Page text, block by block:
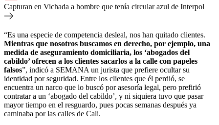
Capturan en Vichada a hombre que tenía circular azul de Interpol
“Es una especie de competencia desleal, nos han quitado clientes.
Mientras que nosotros buscamos en derecho, por ejemplo, una
medida de aseguramiento domiciliaria, los ‘abogados del
cabildo’ ofrecen a los clientes sacarlos a la calle con papeles
falsos”, indicó a SEMANA un jurista que prefiere ocultar su
identidad por seguridad. Entre los clientes que él perdió, se
encuentra un narco que lo buscó por asesoría legal, pero prefirió
contratar a un ‘abogado del cabildo’, y ni siquiera tuvo que pasar
mayor tiempo en el resguardo, pues pocas semanas después ya
caminaba por las calles de Cali.